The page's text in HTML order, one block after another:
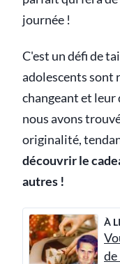
journée !
C'est un défi de
adolescents sont
changeant et leur
nous avons
originalité,
découvrir le
autres !
À
de